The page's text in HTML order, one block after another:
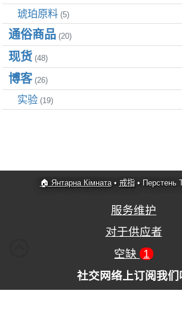
琥珀原料 (5)
通俗商品 (20)
现货 (48)
博客(26)
实验 (19)
🏠 Янтарна Кімната• 戒指• Перстень
服务维护
对于供应者
空缺 1
社交网络上订阅我们